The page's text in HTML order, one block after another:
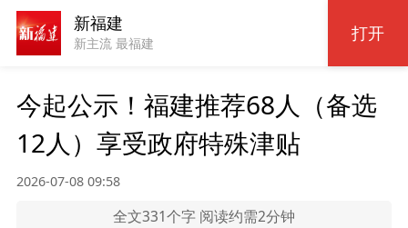
新福建
新主流 最福建 打开
今起公示！福建推荐68人（备选
12人）享受政府特殊津贴
2026-07-08 09:58
全文331个字 阅读约需2分钟